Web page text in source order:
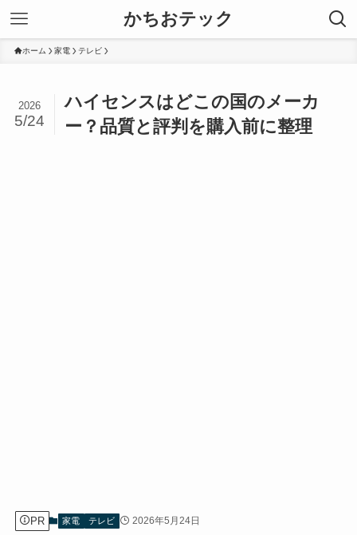
かちおテック
ホーム 家電 テレビ
ハイセンスはどこの国のメーカ
ー？品質と評判を購入前に整理
2026
5/24
PR 家電 テレビ 2026年5月24日